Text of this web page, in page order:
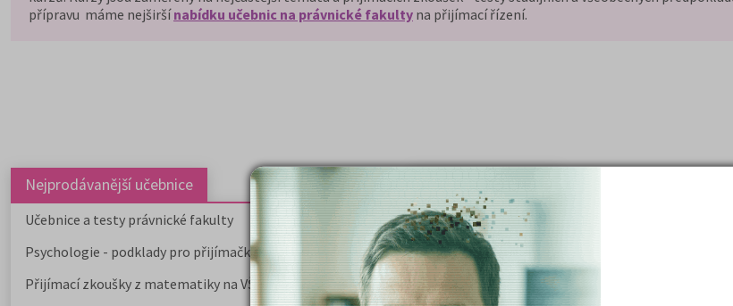
přípravu máme nejširšínabídku učebnic na právnické fakulty na přijímací řízení.
Nejprodávanější učebnice
Učebnice a testy právnické fakulty
Psychologie - podklady pro přijímačky
Přijímací zkoušky z matematiky na VŠE Praha
Nejžádanější kurzy
Právnické fakulty
Psychologie
Lékařské fakulty, farmacie